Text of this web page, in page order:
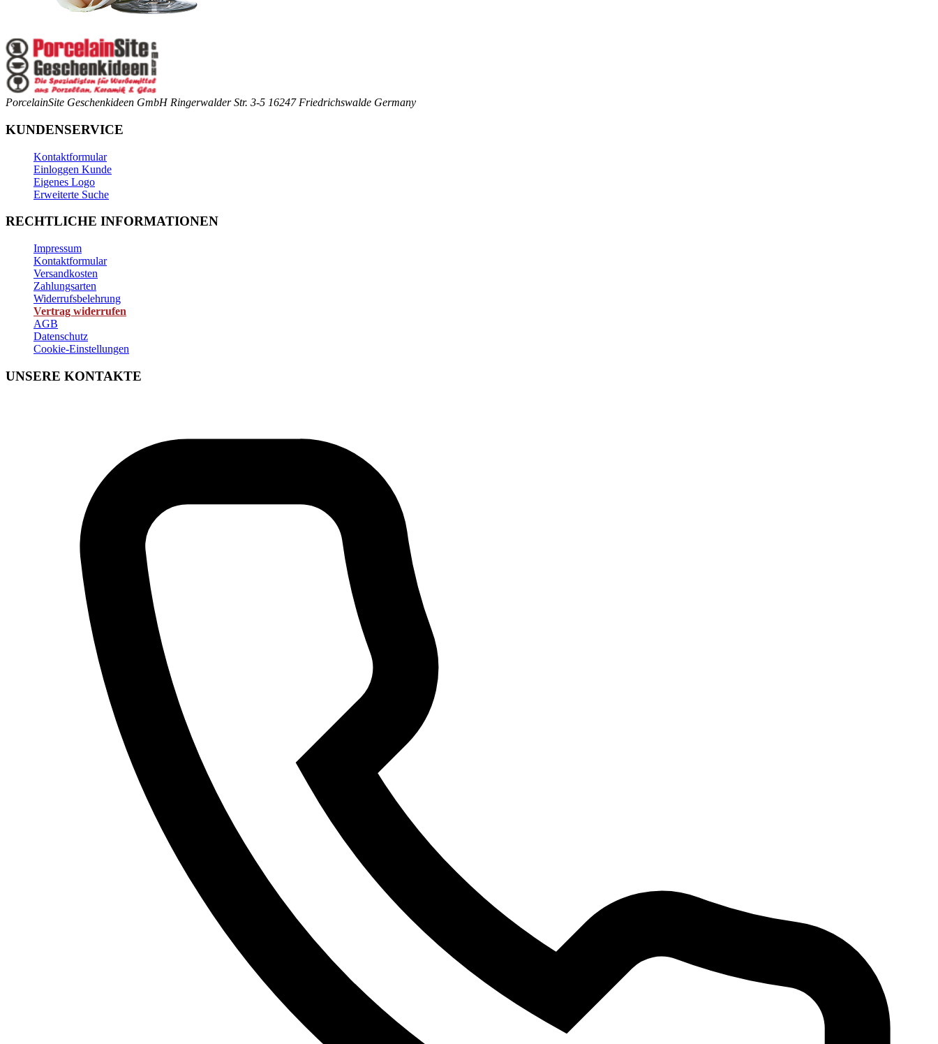
PorcelainSite Geschenkideen GmbH Ringerwalder Str. 3-5 16247 Friedrichswalde Germany
KUNDENSERVICE
Kontaktformular
Einloggen Kunde
Eigenes Logo
Erweiterte Suche
RECHTLICHE INFORMATIONEN
Impressum
Kontaktformular
Versandkosten
Zahlungsarten
Widerrufsbelehrung
Vertrag widerrufen
AGB
Datenschutz
Cookie-Einstellungen
UNSERE KONTAKTE